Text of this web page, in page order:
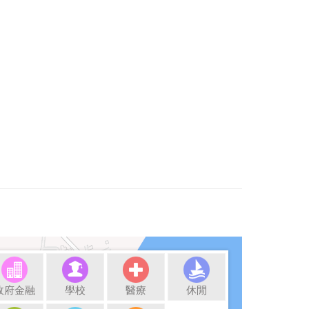
府金融 學校 醫療 休閒